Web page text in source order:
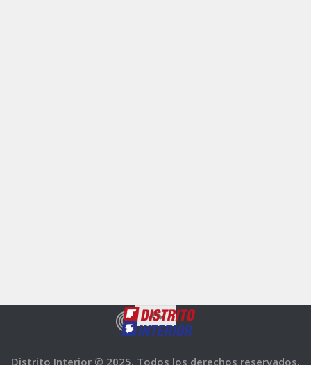
Distrito Interior © 2025. Todos los derechos reservados.